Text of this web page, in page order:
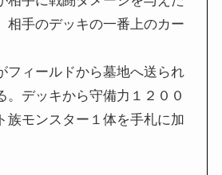
相手のデッキの一番上のカー
ィールドから墓地へ送られ
。デッキから守備力１２００
族モンスター１体を手札に加